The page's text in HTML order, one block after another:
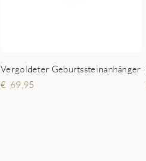
Vergoldeter Geburtssteinanhänger
69,95